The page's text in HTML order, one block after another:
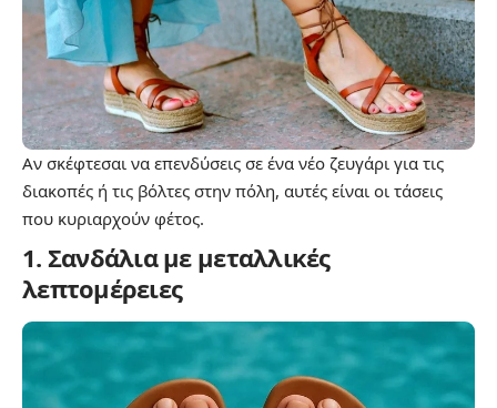
Αν σκέφτεσαι να επενδύσεις σε ένα νέο ζευγάρι για τις
διακοπές ή τις βόλτες στην πόλη, αυτές είναι οι τάσεις
που κυριαρχούν φέτος.
1. Σανδάλια με μεταλλικές
λεπτομέρειες